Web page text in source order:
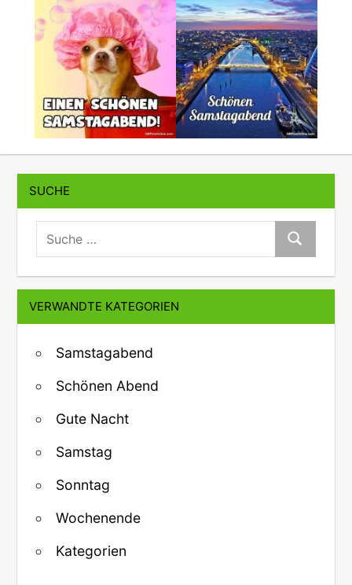
SUCHE
suche:
Suche
VERWANDTE KATEGORIEN
Samstagabend
Schönen Abend
Gute Nacht
Samstag
Sonntag
Wochenende
Kategorien